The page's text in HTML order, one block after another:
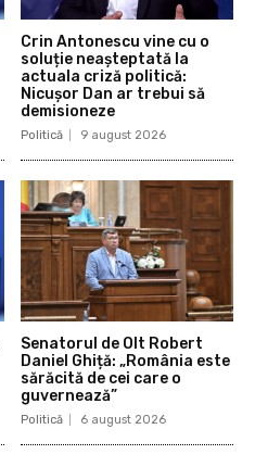
Crin Antonescu vine cu o
soluție neașteptată la
actuala criză politică:
Nicușor Dan ar trebui să
demisioneze
Politică 9 august 2026
Senatorul de Olt Robert
Daniel Ghiță: „România este
sărăcită de cei care o
guvernează”
Politică 6 august 2026